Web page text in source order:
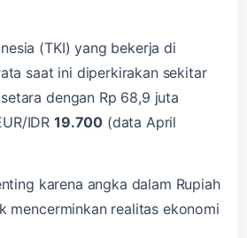
(TKI) yang bekerja di
saat ini diperkirakan sekitar
dengan Rp 68,9 juta
IDR 19.700 (data April
karena angka dalam Rupiah
mencerminkan realitas ekonomi